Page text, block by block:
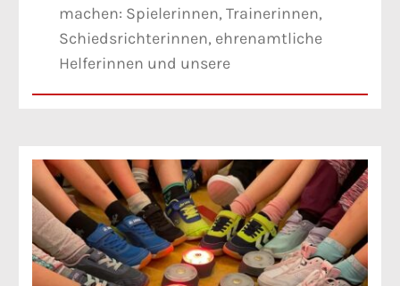
machen: Spielerinnen, Trainerinnen,
Schiedsrichterinnen, ehrenamtliche
Helferinnen und unsere